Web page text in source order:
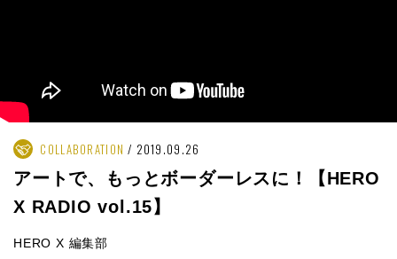
COLLABORATION 2019.09.26
アートで、もっとボーダーレスに！【HERO
X RADIO vol.15】
HERO X 編集部